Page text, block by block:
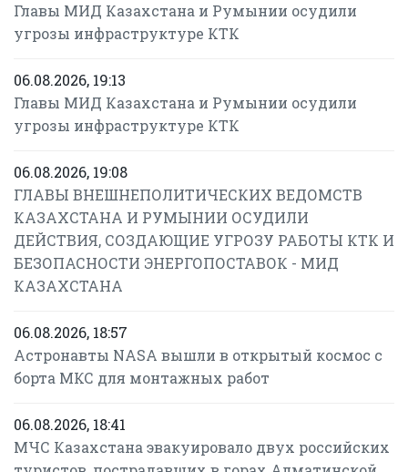
Главы МИД Казахстана и Румынии осудили
угрозы инфраструктуре КТК
06.08.2026, 19:13
Главы МИД Казахстана и Румынии осудили
угрозы инфраструктуре КТК
06.08.2026, 19:08
ГЛАВЫ ВНЕШНЕПОЛИТИЧЕСКИХ ВЕДОМСТВ
КАЗАХСТАНА И РУМЫНИИ ОСУДИЛИ
ДЕЙСТВИЯ, СОЗДАЮЩИЕ УГРОЗУ РАБОТЫ КТК И
БЕЗОПАСНОСТИ ЭНЕРГОПОСТАВОК - МИД
КАЗАХСТАНА
06.08.2026, 18:57
Астронавты NASA вышли в открытый космос с
борта МКС для монтажных работ
06.08.2026, 18:41
МЧС Казахстана эвакуировало двух российских